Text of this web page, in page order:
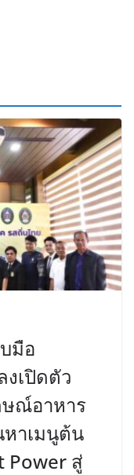
มือ
เปิดตัว
ษณ์อาหาร
หาเมนูต้น
Power สู่